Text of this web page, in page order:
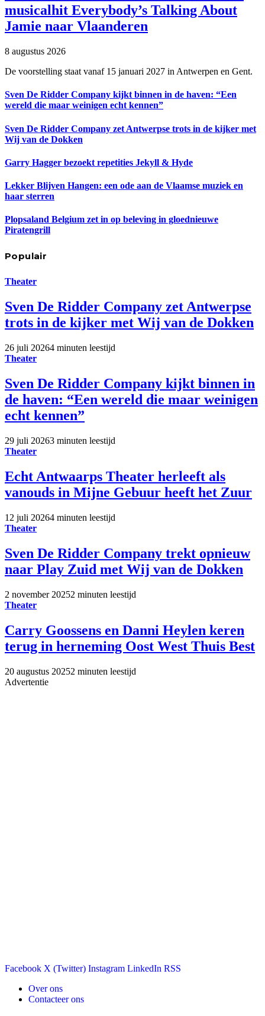
musicalhit Everybody’s Talking About
Jamie naar Vlaanderen
8 augustus 2026
De voorstelling staat vanaf 15 januari 2027 in Antwerpen en Gent.
Sven De Ridder Company kijkt binnen in de haven: “Een
wereld die maar weinigen echt kennen”
Sven De Ridder Company zet Antwerpse trots in de kijker met
Wij van de Dokken
Garry Hagger bezoekt repetities Jekyll & Hyde
Lekker Blijven Hangen: een ode aan de Vlaamse muziek en
haar sterren
Plopsaland Belgium zet in op beleving in gloednieuwe
Piratengrill
Populair
Theater
Sven De Ridder Company zet Antwerpse
trots in de kijker met Wij van de Dokken
26 juli 20264 minuten leestijd
Theater
Sven De Ridder Company kijkt binnen in
de haven: “Een wereld die maar weinigen
echt kennen”
29 juli 20263 minuten leestijd
Theater
Echt Antwaarps Theater herleeft als
vanouds in Mijne Gebuur heeft het Zuur
12 juli 20264 minuten leestijd
Theater
Sven De Ridder Company trekt opnieuw
naar Play Zuid met Wij van de Dokken
2 november 20252 minuten leestijd
Theater
Carry Goossens en Danni Heylen keren
terug in herneming Oost West Thuis Best
20 augustus 20252 minuten leestijd
Advertentie
Facebook X (Twitter) Instagram LinkedIn RSS
Over ons
Contacteer ons